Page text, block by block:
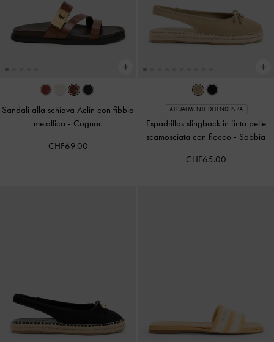
Sandali alla schiava Aelin con fibbia
metallica - Cognac
CHF69.00
ATTUALMENTE DI TENDENZA
Espadrillas slingback in finta pelle
scamosciata con fiocco - Sabbia
CHF65.00